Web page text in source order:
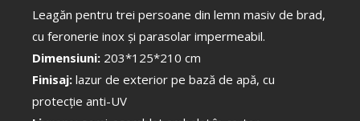
Leagăn pentru trei persoane din lemn masiv de brad,
cu feronerie inox şi parasolar impermeabil.
Dimensiuni: 203*125*210 cm
Finisaj: lazur de exterior pe bază de apă, cu
protecţie anti-UV